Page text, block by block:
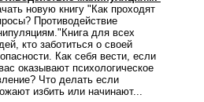
новую книгу "Как проходят
Противодействие
для всех
кто заботиться о своей
Как себя вести, если
оказывают психологическое
Что делать если
избить или начинают...